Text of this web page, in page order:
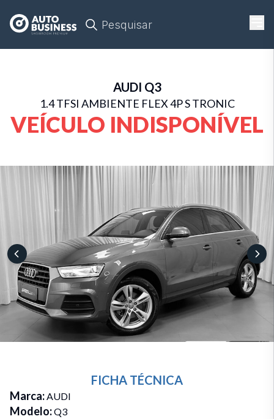
Pesquisar
AUDI Q3
1.4 TFSI AMBIENTE FLEX 4P S TRONIC
VEÍCULO INDISPONÍVEL
FICHA TÉCNICA
Marca:AUDI
Modelo:Q3